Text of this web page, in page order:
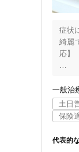
症状
綺麗
応】
・姿
・骨
☆当
◎は
1.症
一般治
土日
保険
代表的